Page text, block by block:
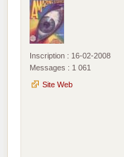
Inscription : 16-02-2008
Messages : 1 061
Site Web